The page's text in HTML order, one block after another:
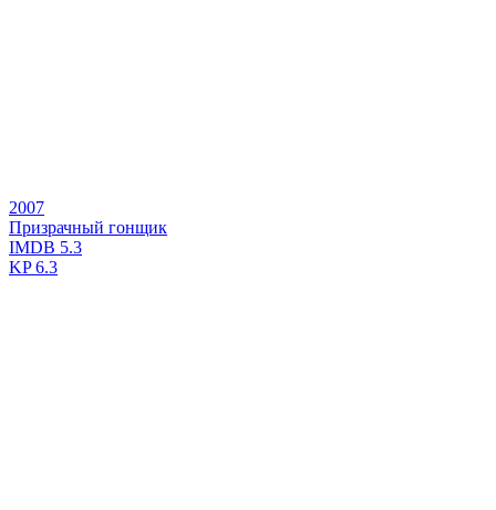
2007
Призрачный гонщик
IMDB 5.3
KP6.3